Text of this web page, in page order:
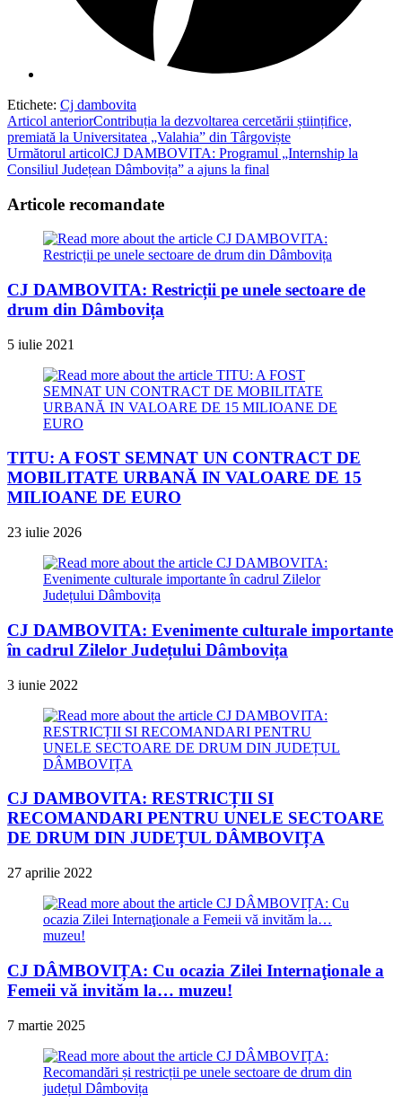
Etichete: Cj dambovita
Read
more
articles
Articol anteriorContribuția la dezvoltarea cercetării științifice,
premiată la Universitatea „Valahia” din Târgoviște
Următorul articolCJ DAMBOVITA: Programul „Internship la
Consiliul Județean Dâmbovița” a ajuns la final
Articole recomandate
CJ DAMBOVITA: Restricții pe unele sectoare de
drum din Dâmbovița
5 iulie 2021
TITU: A FOST SEMNAT UN CONTRACT DE
MOBILITATE URBANĂ IN VALOARE DE 15
MILIOANE DE EURO
23 iulie 2026
CJ DAMBOVITA: Evenimente culturale importante
în cadrul Zilelor Județului Dâmbovița
3 iunie 2022
CJ DAMBOVITA: RESTRICȚII SI
RECOMANDARI PENTRU UNELE SECTOARE
DE DRUM DIN JUDEȚUL DÂMBOVIȚA
27 aprilie 2022
CJ DÂMBOVIȚA: Cu ocazia Zilei Internaţionale a
Femeii vă invităm la… muzeu!
7 martie 2025